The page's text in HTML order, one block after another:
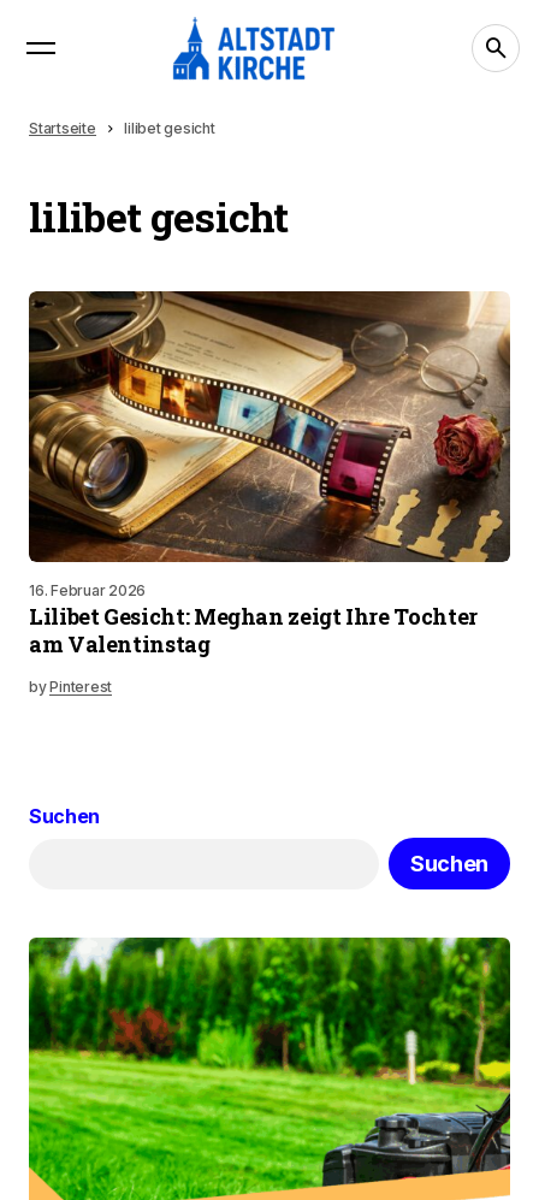
Startseite lilibet gesicht
lilibet gesicht
16. Februar 2026
Lilibet Gesicht: Meghan zeigt Ihre Tochter
am Valentinstag
byPinterest
Suchen
Suchen